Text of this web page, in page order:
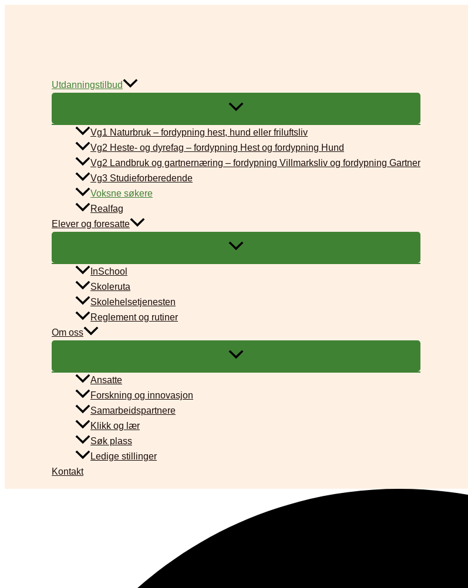
Utdanningstilbud
Vg1 Naturbruk – fordypning hest, hund eller friluftsliv
Vg2 Heste- og dyrefag – fordypning Hest og fordypning Hund
Vg2 Landbruk og gartnernæring – fordypning Villmarksliv og fordypning Gartner
Vg3 Studieforberedende
Voksne søkere
Realfag
Elever og foresatte
InSchool
Skoleruta
Skolehelsetjenesten
Reglement og rutiner
Om oss
Ansatte
Forskning og innovasjon
Samarbeidspartnere
Klikk og lær
Søk plass
Ledige stillinger
Kontakt